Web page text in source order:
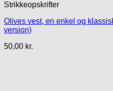
Strikkeopskrifter
Olives vest, en enkel og
version)
50,00 kr.